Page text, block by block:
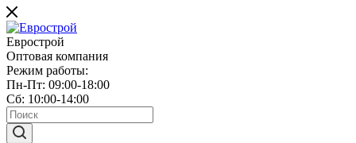
Еврострой
Оптовая компания
Режим работы:
Пн-Пт: 09:00-18:00
Сб: 10:00-14:00